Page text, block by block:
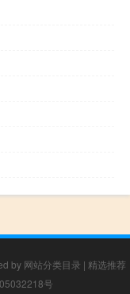
by 网站分类目录 | 精选推荐
号